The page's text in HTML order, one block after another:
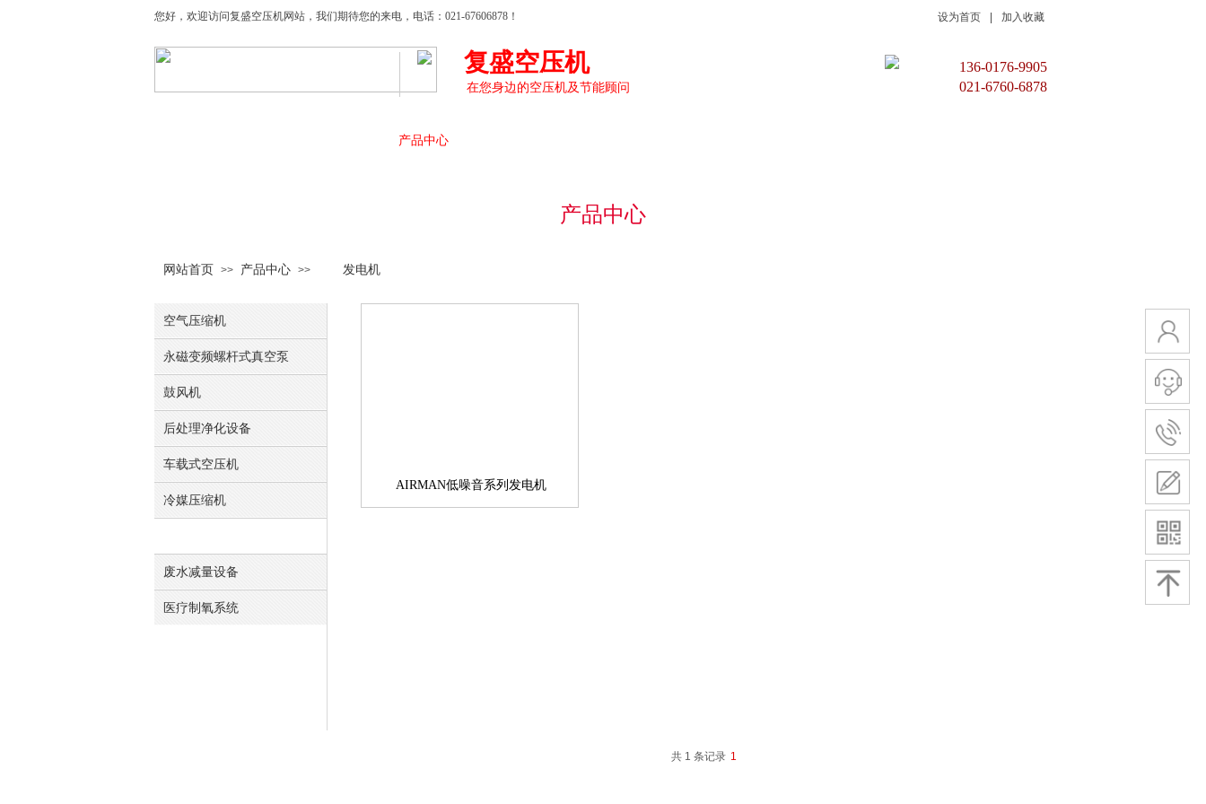
在您身边的空压机及节能顾问
136-0176-9905
021-6760-6878
您好，欢迎访问复盛空压机网站，我们期待您的来电，电话：021-67606878！ 设为首页 加入收藏
复盛空压机
产品中心
产品中心
网站首页 >> 产品中心 >> 发电机
AIRMAN低噪音系列发电机
共 1 条记录 1
空气压缩机
永磁变频螺杆式真空泵
鼓风机
后处理净化设备
车载式空压机
冷媒压缩机
废水减量设备
医疗制氧系统